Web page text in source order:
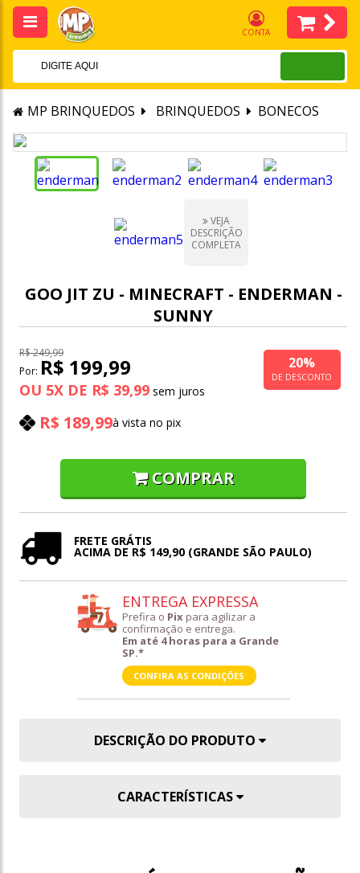
CONTA
MP BRINQUEDOS BRINQUEDOS BONECOS
VEJA
DESCRIÇÃO
COMPLETA
GOO JIT ZU - MINECRAFT - ENDERMAN -
SUNNY
R$ 249,99
Por: R$ 199,99
OU 5X DE R$ 39,99
20%
DE DESCONTO
R$ 189,99à vista no pix
COMPRAR
FRETE GRÁTIS
ACIMA DE R$ 149,90 (GRANDE SÃO PAULO)
ENTREGA EXPRESSA
Prefira o Pix para agilizar a
confirmação e entrega.
Em até 4 horas para a Grande
SP.*
CONFIRA AS CONDIÇÕES
DESCRIÇÃO DO PRODUTO
CARACTERÍSTICAS